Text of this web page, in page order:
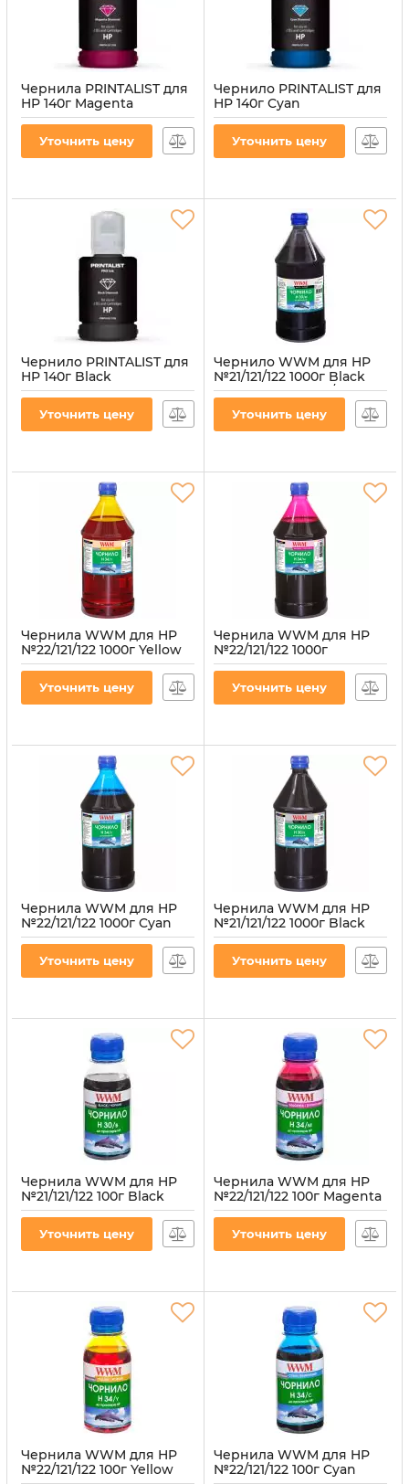
Чернила PRINTALIST для
HP 140г Magenta
водорастворимые (PL-
PL-INK-HP-M
Уточнить цену
Чернило PRINTALIST для
HP 140г Cyan
водорастворимое (PL-
PL-INK-HP-C
Уточнить цену
Чернило PRINTALIST для
HP 140г Black
водорастворимое (PL-
PL-INK-HP-B
Уточнить цену
Чернило WWM для HP
№21/121/122 1000г Black
пигментное (H30/BP-4)
Артикул:
Уточнить цену
Чернила WWM для HP
№22/121/122 1000г Yellow
водорастворимые
H34/Y-4
Уточнить цену
Чернила WWM для HP
№22/121/122 1000г
Magenta
(H34/M-4)
Уточнить цену
Чернила WWM для HP
№22/121/122 1000г Cyan
водорастворимые
H34/C-4
Уточнить цену
Чернила WWM для HP
№21/121/122 1000г Black
водорастворимые
H30/B-4
Уточнить цену
Чернила WWM для HP
№21/121/122 100г Black
водорастворимые
H30/B-2
Уточнить цену
Чернила WWM для HP
№22/121/122 100г Magenta
водорастворимые
H34/M-2
Уточнить цену
Чернила WWM для HP
№22/121/122 100г Yellow
Чернила WWM для HP
№22/121/122 100г Cyan